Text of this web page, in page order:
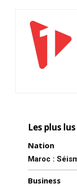
Les plus lus
Nation
Maroc :
Business